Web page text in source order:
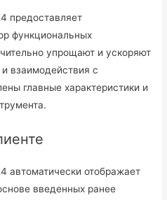
предоставляет
функциональных
упрощают и ускоряют
взаимодействия с
главные характеристики и
автоматически отображает
введенных ранее